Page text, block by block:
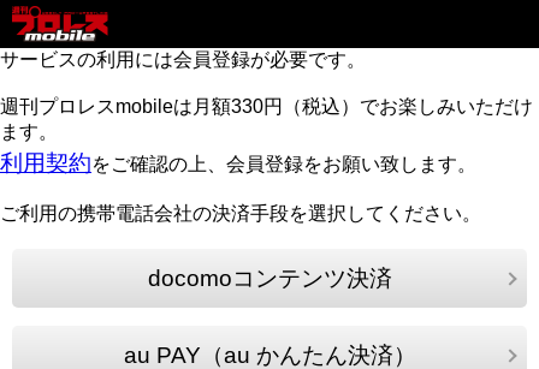
サービスの利用には会員登録が必要です。
週刊プロレスmobileは月額330円（税込）でお楽しみいただけ
ます。
利用契約をご確認の上、会員登録をお願い致します。
ご利用の携帯電話会社の決済手段を選択してください。
docomoコンテンツ決済
au PAY（au かんたん決済）